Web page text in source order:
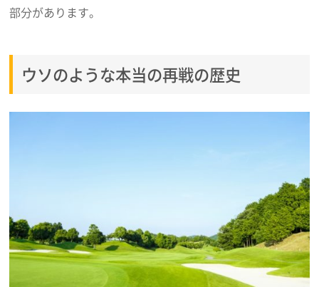
部分があります。
ウソのような本当の再戦の歴史